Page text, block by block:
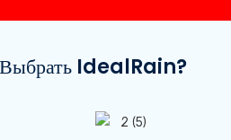
IdealRain?